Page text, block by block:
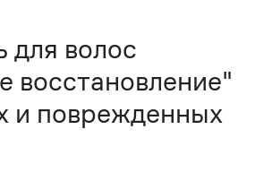
волос
восстановление"
и поврежденных